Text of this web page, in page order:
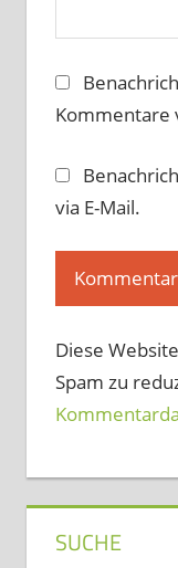
Kommentare
via E-Mail.
Diese
Spam zu
SUCHE